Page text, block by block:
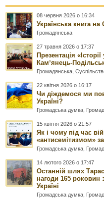
08 червня 2026 о 16:34
Українська книга на
Громадянська
27 травня 2026 о 17:37
Презентація
Камʼянець-
Громадянська ,
22 квітня 2026 о 16:17
Чи діждемося ми
Україні?
Громадська думка
15 квітня 2026 о 21:57
Як і чому під час
«антисемітизмом»
Громадська думка
14 лютого 2026 о 17:47
Останній шлях
нагоди 165 роковин
Україні
Громадська думка